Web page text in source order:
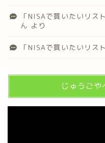
「NISAで買いたいリス
ん より
「NISAで買いたいリス
じゅうごや